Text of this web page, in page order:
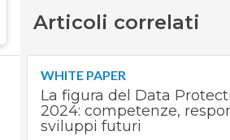
Articoli correlati
WHITE PAPER
La figura del Data
2024: competenze,
sviluppi futuri